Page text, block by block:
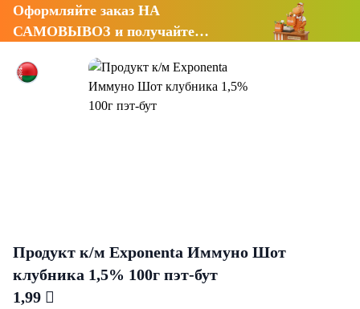
Оформляйте заказ НА
САМОВЫВОЗ и получайте
Продукт к/м Exponenta Иммуно Шот
клубника 1,5% 100г пэт-бут
1,99 